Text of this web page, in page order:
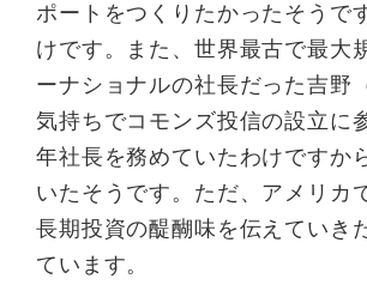
ポートをつくりたかったそうで
けです。また、世界最古で最大
ーナショナルの社長だった吉野
気持ちでコモンズ投信の設立に
年社長を務めていたわけですか
いたそうです。ただ、アメリカ
長期投資の醍醐味を伝えていき
ています。